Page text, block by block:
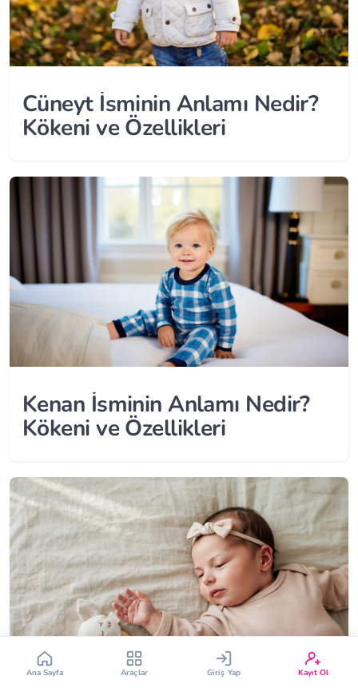
Cüneyt İsminin Anlamı Nedir?
Kökeni ve Özellikleri
Kenan İsminin Anlamı Nedir?
Kökeni ve Özellikleri
Bebek Burcu Bebek Aşı Takvimi
Vücut Kitle Endeksi Gebelik Hesaplama
Yumurtlama Hesaplama Gebe Sözlüğü
Ana Sayfa Araçlar Giriş Yap Kayıt Ol